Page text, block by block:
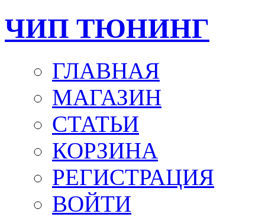
ЧИП ТЮНИНГ
ГЛАВНАЯ
МАГАЗИН
СТАТЬИ
КОРЗИНА
РЕГИСТРАЦИЯ
ВОЙТИ